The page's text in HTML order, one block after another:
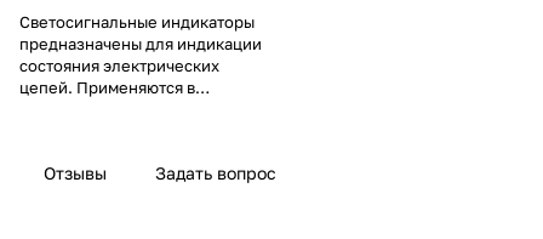
Светосигнальные индикаторы
предназначены для индикации
состояния электрических
цепей. Применяются в
Отзывы Задать вопрос